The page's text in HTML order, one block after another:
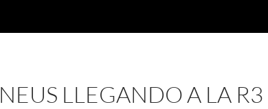
NEUS LLEGANDO A LA R3